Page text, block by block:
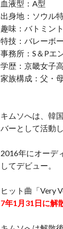
血液型：A型
出身地：ソウル
趣味：バトミン
特技：バレーボ
事務所：S＆Pエ
学歴：京畿女子
家族構成：父・
キムソへは、韓
バーとして活動
2016年にオーデ
してデビュー。
ヒット曲「Very
7年1月31日に解